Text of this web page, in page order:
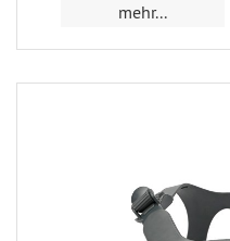
mehr...